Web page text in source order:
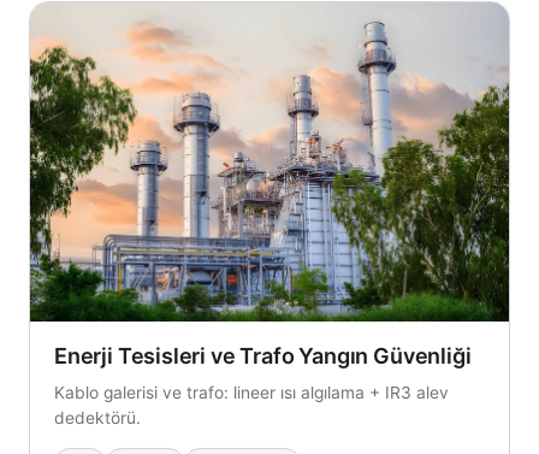
Enerji Tesisleri ve Trafo Yangın Güvenliği
Kablo galerisi ve trafo: lineer ısı algılama + IR3 alev
dedektörü.